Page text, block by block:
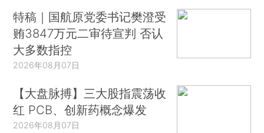
特稿｜国航原党委书记樊澄受
贿3847万元二审待宣判 否认
大多数指控
2026年08月07日
【大盘脉搏】三大股指震荡收
红 PCB、创新药概念爆发
2026年08月07日